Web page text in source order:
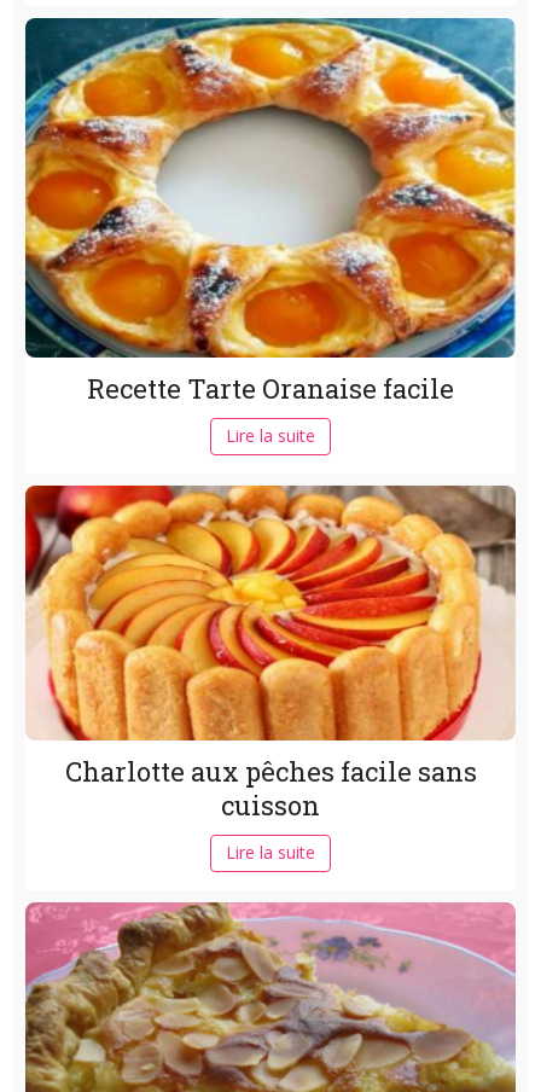
Recette Tarte Oranaise facile
Lire la suite
Charlotte aux pêches facile sans
cuisson
Lire la suite